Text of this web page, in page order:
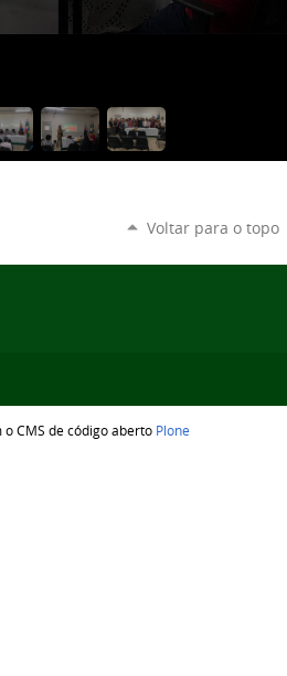
Voltar para o topo
o CMS de código aberto Plone